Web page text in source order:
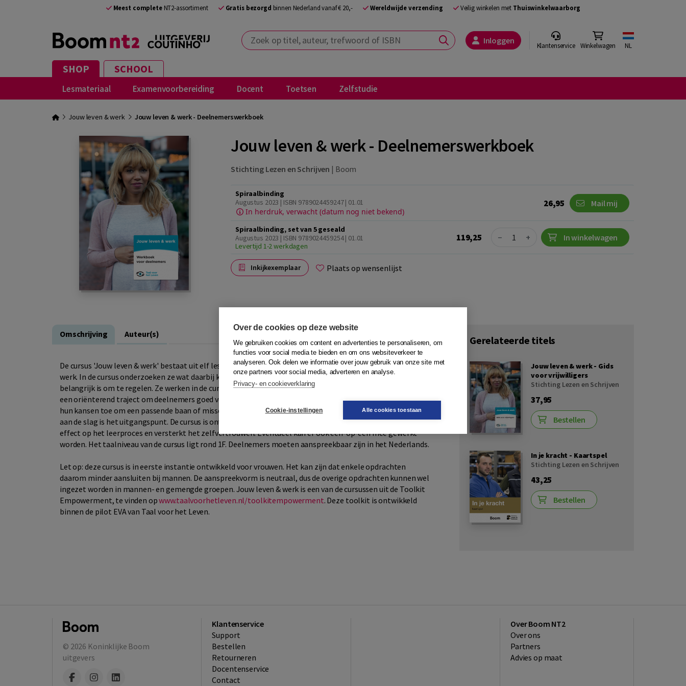
Meest completeNT2-assortiment Gratis bezorgd binnen Nederland vanaf € 20,- Wereldwijde verzending Veilig winkelen met Thuiswinkelwaarborg
Zoek op titel, auteur, trefwoord of ISBN Inloggen Klantenservice Winkelwagen NL
SHOP SCHOOL
Lesmateriaal Examenvoorbereiding Docent Toetsen Zelfstudie
Jouw leven & werk Jouw leven & werk - Deelnemerswerkboek
Jouw leven & werk - Deelnemerswerkboek
Stichting Lezen en Schrijven | Boom
Spiraalbinding
Augustus 2023 | ISBN 9789024459247 | 01.01
In herdruk, verwacht (datum nog niet bekend)
26,95 Mail mij
Spiraalbinding, set van 5 geseald
Augustus 2023 | ISBN 9789024459254 | 01.01
Levertijd 1-2 werkdagen
119,25 Quantity
− + In winkelwagen
Inkijkexemplaar Plaats op wensenlijst
Omschrijving Auteur(s)
De cursus 'Jouw leven & werk' bestaat uit elf lessen voor laaggeletterden die een stap willen zetten richting
werk. In de cursus onderzoeken ze wat daarbij komt kijken, wat werken zal veranderen in hun leven en wat
belangrijk is om te regelen. Ze werken in de cursus ook aan zelfvertrouwen en zelfinzicht. De lessen vormen
een oriënterend traject om deelnemers goed voor te bereiden voordat zij gaan solliciteren. Hierdoor nemen
hun kansen toe om een passende baan of misschien vrijwilligerswerk te vinden en dit te behouden. Duurzaam
aan de slag is het uitgangspunt. De cursus is ontwikkeld om mee te werken in groepen. Dit heeft een positief
effect op het leerproces en versterkt het zelfvertrouwen. Eventueel kan er ook één-op-één mee gewerkt
worden. Het taalniveau van de cursus ligt rond 1F. Deelnemers moeten aanspreekbaar zijn in het Nederlands.
Let op: deze cursus is in eerste instantie ontwikkeld voor vrouwen. Het kan zijn dat enkele opdrachten
daarom minder aansluiten bij mannen. De aanspreekvorm is neutraal, dus de overige opdrachten kunnen wel
ingezet worden in mannen- en gemengde groepen. Jouw leven & werk is een van de cursussen uit de Toolkit
Empowerment, te vinden opwww.taalvoorhetleven.nl/toolkitempowerment. Deze toolkit is ontwikkeld
binnen de pilot EVA van Taal voor het Leven.
Gerelateerde titels
Jouw leven & werk - Gids
voor vrijwilligers
Stichting Lezen en Schrijven
37,95
Bestellen
In je kracht - Kaartspel
Stichting Lezen en Schrijven
43,25
Bestellen
© 2026 Koninklijke Boom
uitgevers
Klantenservice
Support
Bestellen
​Retourneren
Docentenservice
Contact
Over Boom NT2
Over ons
Partners
Advies op maat
Over de cookies op deze website
We gebruiken cookies om content en advertenties te personaliseren, om
functies voor social media te bieden en om ons websiteverkeer te
analyseren. Ook delen we informatie over jouw gebruik van onze site met
onze partners voor social media, adverteren en analyse.
Privacy- en cookieverklaring
Cookie-instellingen Alle cookies toestaan